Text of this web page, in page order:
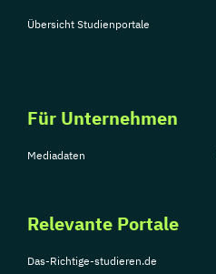
Übersicht Studienportale
Für Unternehmen
Mediadaten
Relevante Portale
Das-Richtige-studieren.de